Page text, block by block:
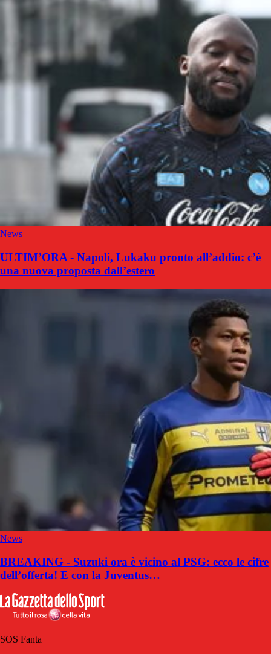
News
ULTIM’ORA - Napoli, Lukaku pronto all’addio: c’è
una nuova proposta dall’estero
News
BREAKING - Suzuki ora è vicino al PSG: ecco le cifre
dell’offerta! E con la Juventus…
SOS Fanta